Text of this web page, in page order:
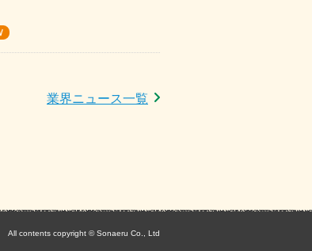
業界ニュース一覧
All contents copyright © Sonaeru Co., Ltd